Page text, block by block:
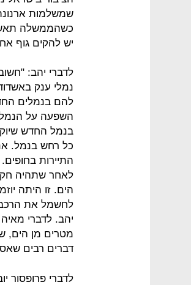
שמשלמות
כשהממשלה
יש להקים גוף
לדברי יהב:
נמלי ענק
להם בנמלים
השפעה על הנמל.
בנמל החדש
כל רחש בנמל.
התיירות
לאחר שתהיה
הים. זו היתה
לחשמל את
דברים רבים
לדברי פרופסור